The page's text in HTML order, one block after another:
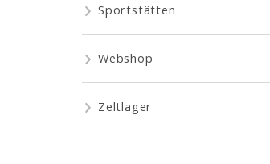
Sportstätten
Webshop
Zeltlager